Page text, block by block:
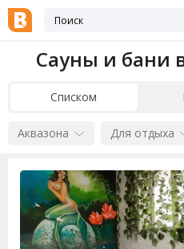
Сауны и бани
Списком
Аквазона Для отдыха